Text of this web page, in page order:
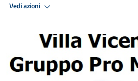
Vedi azioni